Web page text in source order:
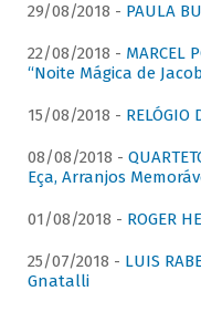
29/08/2018 - PAULA
22/08/2018 - MARCEL
“Noite Mágica de
15/08/2018 - RELÓGIO
08/08/2018 -
Eça, Arranjos
01/08/2018 - ROGER
25/07/2018 - LUIS
Gnatalli